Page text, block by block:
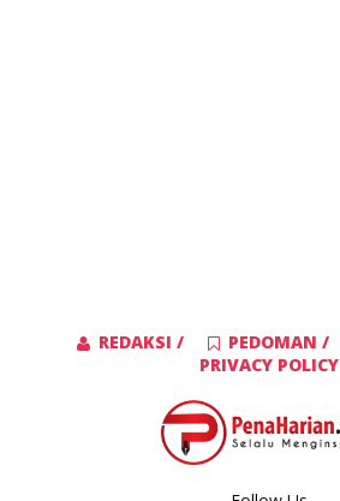
REDAKSI / PEDOMAN /
PRIVACY POLICY